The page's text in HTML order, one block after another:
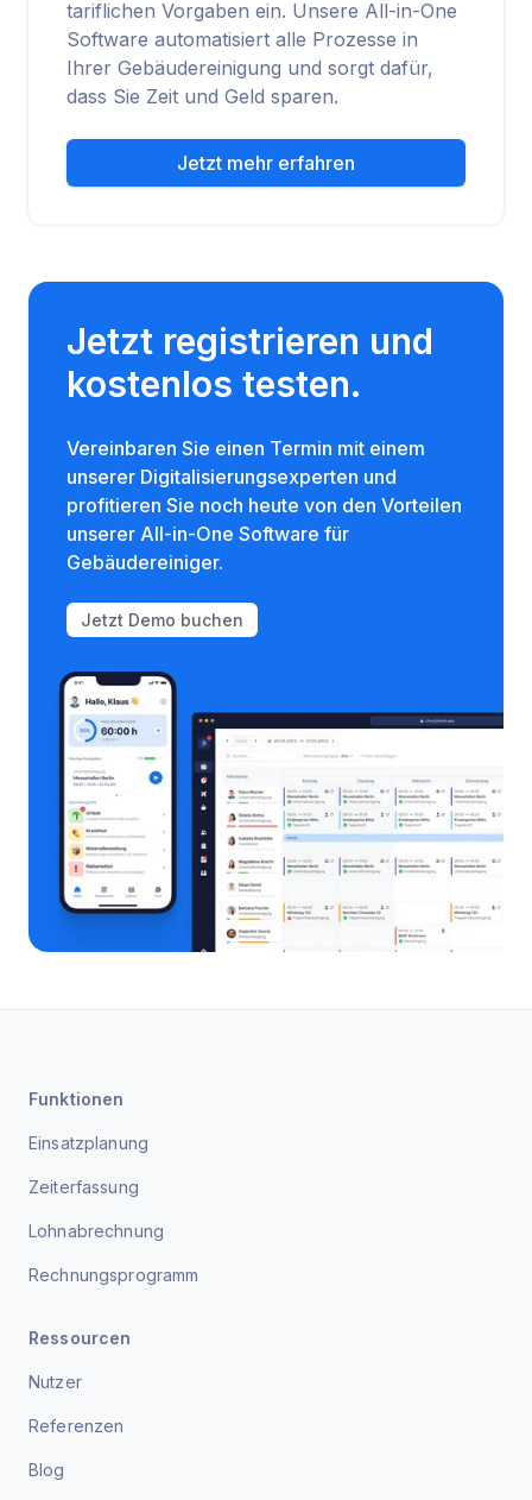
tariflichen Vorgaben ein. Unsere All-in-One
Software automatisiert alle Prozesse in
Ihrer Gebäudereinigung und sorgt dafür,
dass Sie Zeit und Geld sparen.
Jetzt mehr erfahren
Jetzt registrieren und
kostenlos testen.
Vereinbaren Sie einen Termin mit einem
unserer Digitalisierungsexperten und
profitieren Sie noch heute von den Vorteilen
unserer All-in-One Software für
Gebäudereiniger.
Jetzt Demo buchen
Funktionen
Einsatzplanung
Zeiterfassung
Lohnabrechnung
Rechnungsprogramm
Ressourcen
Nutzer
Referenzen
Blog